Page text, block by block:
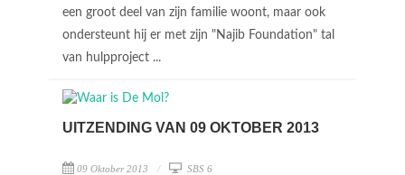
een groot deel van zijn familie woont, maar ook
ondersteunt hij er met zijn "Najib Foundation" tal
van hulpproject ...
UITZENDING VAN 09 OKTOBER 2013
09 Oktober 2013 SBS 6